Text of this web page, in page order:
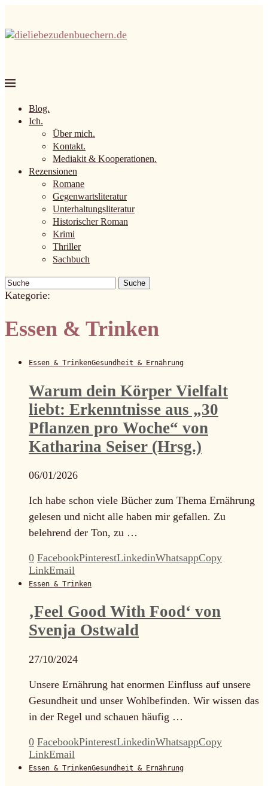
Blog.
Ich.
Über mich.
Kontakt.
Mediakit & Kooperationen.
Rezensionen
Romane
Gegenwartsliteratur
Unterhaltungsliteratur
Historischer Roman
Krimi
Thriller
Sachbuch
Suche
Kategorie:
Essen & Trinken
Essen & TrinkenGesundheit & Ernährung
Warum dein Körper Vielfalt
liebt: Erkenntnisse aus „30
Pflanzen pro Woche“ von
Katharina Seiser (Hrsg.)
06/01/2026
Ich habe schon viele Bücher zum Thema Ernährung
gelesen und nicht alle haben mir gefallen. Zu
belehrend der Ton, zu …
0 FacebookPinterestLinkedinWhatsappCopy
LinkEmail
Essen & Trinken
‚Feel Good With Food‘ von
Svenja Ostwald
27/10/2024
Unsere Ernährung hat enormen Einfluss auf unsere
Gesundheit und unser Wohlbefinden. Wir wissen das
in der Regel und schauen häufig …
0 FacebookPinterestLinkedinWhatsappCopy
LinkEmail
Essen & TrinkenGesundheit & Ernährung